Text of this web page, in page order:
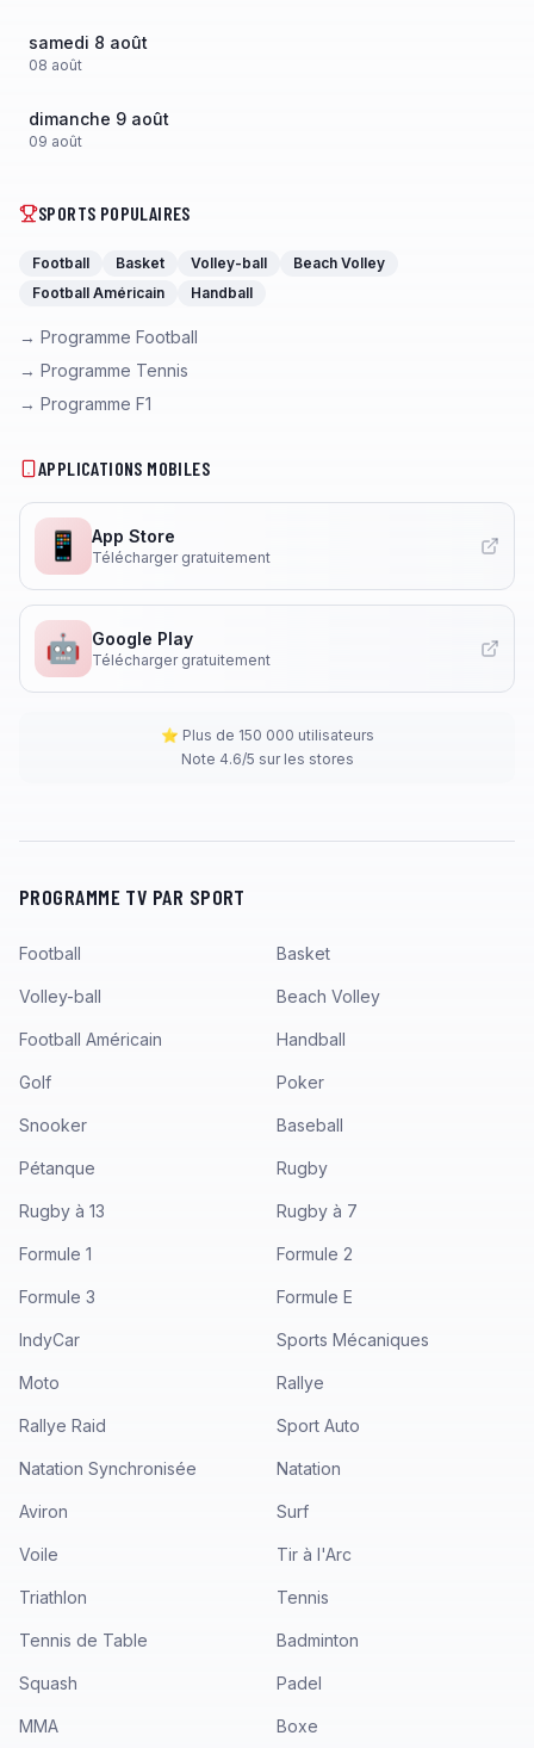
samedi 8 août
08 août
dimanche 9 août
09 août
SPORTS POPULAIRES
Football Basket Volley-ball
Beach Volley
Football Américain
Handball
→ Programme Football
→ Programme Tennis
→ Programme F1
APPLICATIONS MOBILES
📱 App Store
Télécharger gratuitement
🤖 Google Play
Télécharger gratuitement
⭐ Plus de 150 000 utilisateurs
Note 4.6/5 sur les stores
PROGRAMME TV PAR SPORT
Football Basket
Volley-ball Beach Volley
Football Américain Handball
Golf Poker
Snooker Baseball
Pétanque Rugby
Rugby à 13 Rugby à 7
Formule 1 Formule 2
Formule 3 Formule E
IndyCar Sports Mécaniques
Moto Rallye
Rallye Raid Sport Auto
Natation Synchronisée Natation
Aviron Surf
Voile Tir à l'Arc
Triathlon Tennis
Tennis de Table Badminton
Squash Padel
MMA Boxe